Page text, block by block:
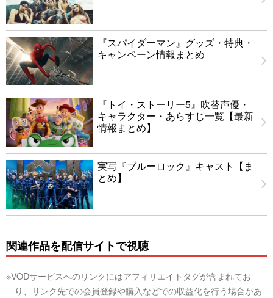
『スパイダーマン』グッズ・特典・
キャンペーン情報まとめ
『トイ・ストーリー5』吹替声優・
キャラクター・あらすじ一覧【最新
情報まとめ】
実写『ブルーロック』キャスト【ま
とめ】
関連作品を配信サイトで視聴
※VODサービスへのリンクにはアフィリエイトタグが含まれてお
り、リンク先での会員登録や購入などでの収益化を行う場合があ